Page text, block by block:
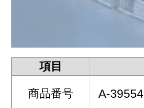
項目
商品番号 A-39554